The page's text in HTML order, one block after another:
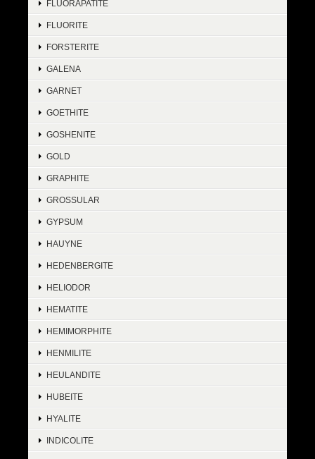
FLUORAPATITE
FLUORITE
FORSTERITE
GALENA
GARNET
GOETHITE
GOSHENITE
GOLD
GRAPHITE
GROSSULAR
GYPSUM
HAUYNE
HEDENBERGITE
HELIODOR
HEMATITE
HEMIMORPHITE
HENMILITE
HEULANDITE
HUBEITE
HYALITE
INDICOLITE